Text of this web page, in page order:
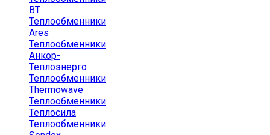
ВТ
Теплообменники
Ares
Теплообменники
Анкор-
Теплоэнерго
Теплообменники
Thermowave
Теплообменники
Теплосила
Теплообменники